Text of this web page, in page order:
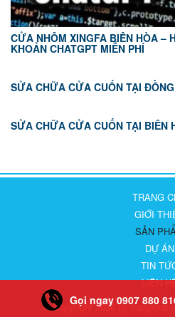
CỬA NHÔM XINGFA BIÊN HÒA –
KHOẢN CHATGPT MIỄN PHÍ
SỬA CHỮA CỬA CUỐN TẠI
SỬA CHỮA CỬA CUỐN TẠI BIÊN
TRANG
GIỚI
SẢN
DỰ ÁN
TIN
LIÊN
© Copyright 2026 by
Gọi ngay 0907 880